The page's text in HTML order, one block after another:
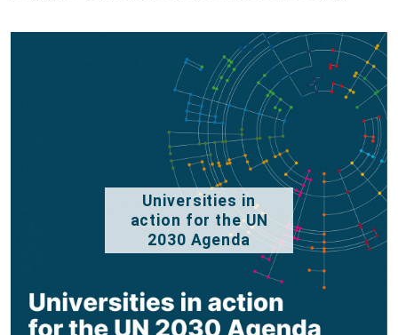
Universities in
action for the UN
2030 Agenda